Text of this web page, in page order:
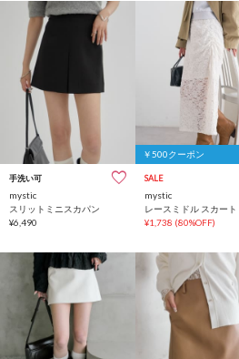
手洗い可
mystic
スリットミニスカパン
¥6,490
￥500クーポン
SALE
mystic
レースミドル スカート
¥1,738 (80%OFF)